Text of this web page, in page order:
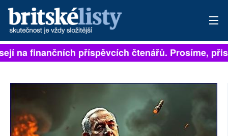
PŘIHLÁSIT
ROZHOVORY
na finančních příspěvcích čtenářů. Prosíme,